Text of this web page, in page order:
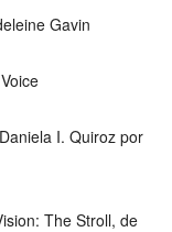
Gavin
I. Quiroz por
The Stroll, de